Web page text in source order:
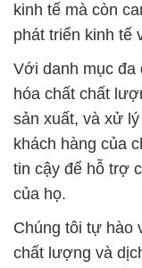
kinh tế mà còn
phát triển kinh tế
Với danh mục đa
hóa chất chất
sản xuất, và xử
khách hàng của
tin cậy để hỗ trợ
của họ.
Chúng tôi tự hào
chất lượng và